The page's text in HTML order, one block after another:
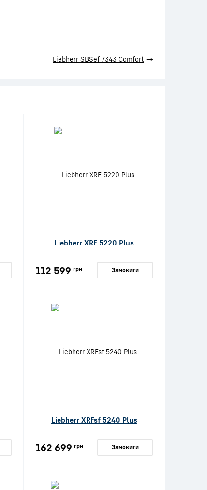
Liebherr SBSef 7343 Comfort →
Liebherr XRF 5220 Plus
112 599 грн Замовити
Liebherr XRFsf 5240 Plus
162 699 грн Замовити